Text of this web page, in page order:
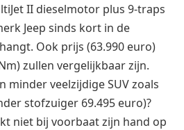
II dieselmotor plus 9-traps
Jeep sinds kort in de
Ook prijs (63.990 euro)
zullen vergelijkbaar zijn.
minder veelzijdige SUV zoals
stofzuiger 69.495 euro)?
niet bij voorbaat zijn hand op